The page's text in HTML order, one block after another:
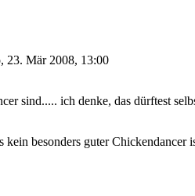
23. Mär 2008, 13:00
sind..... ich denke, das dürftest
kein besonders guter